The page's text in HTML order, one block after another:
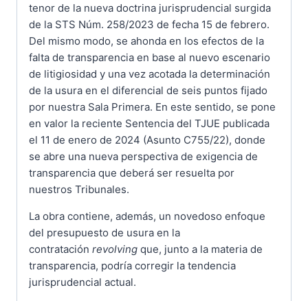
tenor de la nueva doctrina jurisprudencial surgida
de la STS Núm. 258/2023 de fecha 15 de febrero.
Del mismo modo, se ahonda en los efectos de la
falta de transparencia en base al nuevo escenario
de litigiosidad y una vez acotada la determinación
de la usura en el diferencial de seis puntos fijado
por nuestra Sala Primera. En este sentido, se pone
en valor la reciente Sentencia del TJUE publicada
el 11 de enero de 2024 (Asunto C755/22), donde
se abre una nueva perspectiva de exigencia de
transparencia que deberá ser resuelta por
nuestros Tribunales.
La obra contiene, además, un novedoso enfoque
del presupuesto de usura en la
contratación revolving que, junto a la materia de
transparencia, podría corregir la tendencia
jurisprudencial actual.